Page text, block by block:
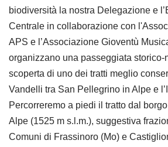
biodiversità la nostra Delegazione e
Centrale in collaborazione con
APS e l’Associazione Gioventù
organizzano una passeggiata storico-
scoperta di uno dei tratti meglio
Vandelli tra San Pellegrino in Alpe e
Percorreremo a piedi il tratto dal
Alpe (1525 m s.l.m.), suggestiva
Comuni di Frassinoro (Mo) e